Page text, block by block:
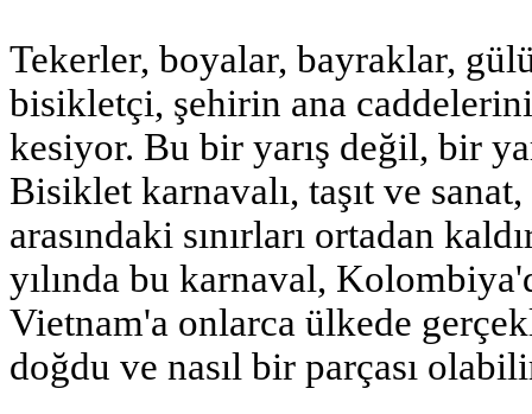
Tekerler, boyalar, bayraklar,
bisikletçi, şehirin ana
kesiyor. Bu bir yarış değil, bir
Bisiklet karnavalı, taşıt ve
arasındaki sınırları ortadan
yılında bu karnaval,
Vietnam'a onlarca ülkede
doğdu ve nasıl bir parçası